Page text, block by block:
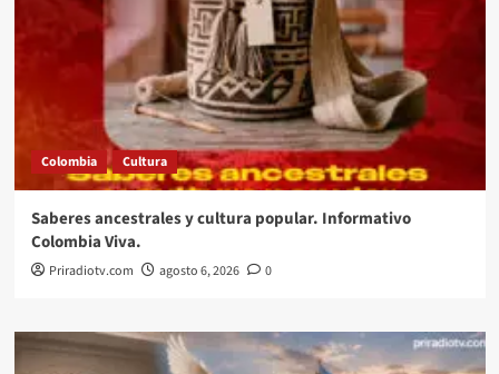
Colombia Cultura
Saberes ancestrales y cultura popular. Informativo
Colombia Viva.
Priradiotv.com agosto 6, 2026 0